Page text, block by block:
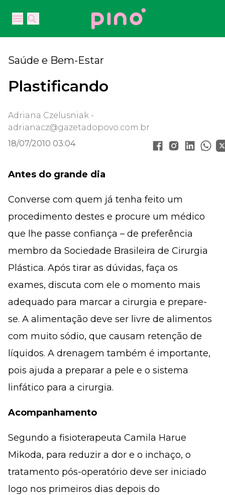
Open main menu
Open main menu
Your Company
Saúde e Bem-Estar
Plastificando
Adriana Czelusniak -
adrianacz@gazetadopovo.com.br
18/07/2010 03:04
Antes do grande dia
Converse com quem já tenha feito um
procedimento destes e procure um médico
que lhe passe confiança – de preferência
membro da Sociedade Brasileira de Cirurgia
Plástica. Após tirar as dúvidas, faça os
exames, discuta com ele o mo­­mento mais
adequado para marcar a cirurgia e prepare-
se. A alimentação deve ser livre de ali­mentos
com muito sódio, que causam retenção de
líquidos. A drenagem também é importante,
pois ajuda a preparar a pele e o sistema
linfático para a cirurgia.
Acompanhamento
Segundo a fisioterapeuta Camila Harue
Mikoda, para reduzir a dor e o inchaço, o
tratamento pós-operatório deve ser iniciado
logo nos primeiros dias depois do